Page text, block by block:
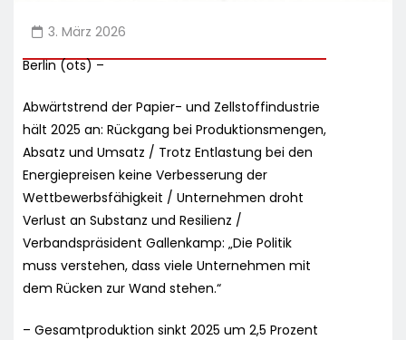
3. März 2026
Berlin (ots) –
Abwärtstrend der Papier- und Zellstoffindustrie
hält 2025 an: Rückgang bei Produktionsmengen,
Absatz und Umsatz / Trotz Entlastung bei den
Energiepreisen keine Verbesserung der
Wettbewerbsfähigkeit / Unternehmen droht
Verlust an Substanz und Resilienz /
Verbandspräsident Gallenkamp: „Die Politik
muss verstehen, dass viele Unternehmen mit
dem Rücken zur Wand stehen.“
– Gesamtproduktion sinkt 2025 um 2,5 Prozent